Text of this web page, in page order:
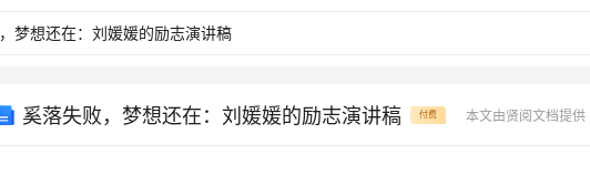
奚落失败，梦想还在：刘媛媛的励志演讲稿 付费 本文由贤阅文档提供